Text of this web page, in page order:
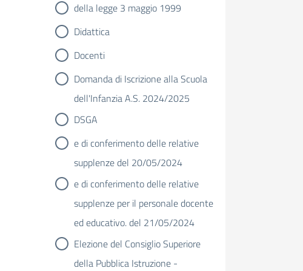
della legge 3 maggio 1999
Didattica
Docenti
Domanda di Iscrizione alla Scuola
dell'Infanzia A.S. 2024/2025
DSGA
e di conferimento delle relative
supplenze del 20/05/2024
e di conferimento delle relative
supplenze per il personale docente
ed educativo. del 21/05/2024
Elezione del Consiglio Superiore
della Pubblica Istruzione -